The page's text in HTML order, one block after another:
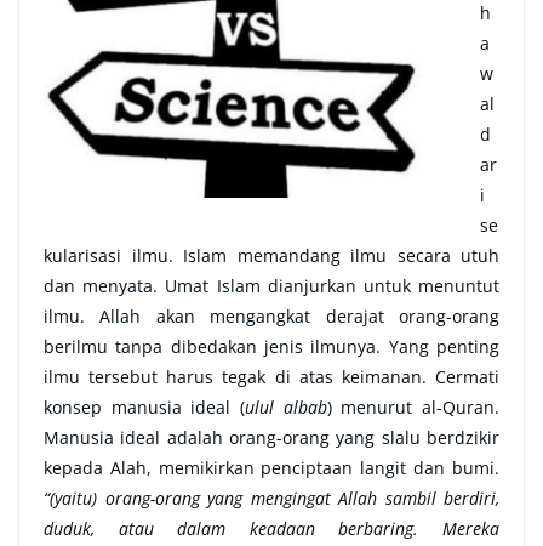
h
a
w
al
d
ar
i
se
kularisasi ilmu. Islam memandang ilmu secara utuh
dan menyata. Umat Islam dianjurkan untuk menuntut
ilmu. Allah akan mengangkat derajat orang-orang
berilmu tanpa dibedakan jenis ilmunya. Yang penting
ilmu tersebut harus tegak di atas keimanan. Cermati
konsep manusia ideal (ulul albab) menurut al-Quran.
Manusia ideal adalah orang-orang yang slalu berdzikir
kepada Alah, memikirkan penciptaan langit dan bumi.
“(yaitu) orang-orang yang mengingat Allah sambil berdiri,
duduk, atau dalam keadaan berbaring. Mereka